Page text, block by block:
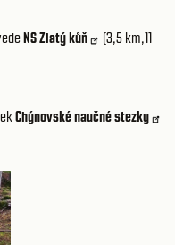
NS Zlatý kůň
(3,5 km,11
Chýnovské naučné stezky